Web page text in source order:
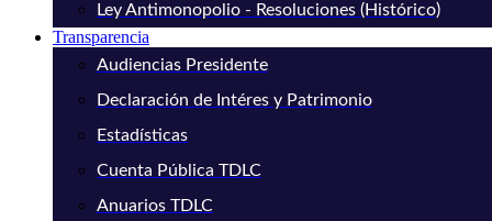
Ley Antimonopolio - Resoluciones (Histórico)
Transparencia
Audiencias Presidente
Declaración de Intéres y Patrimonio
Estadísticas
Cuenta Pública TDLC
Anuarios TDLC